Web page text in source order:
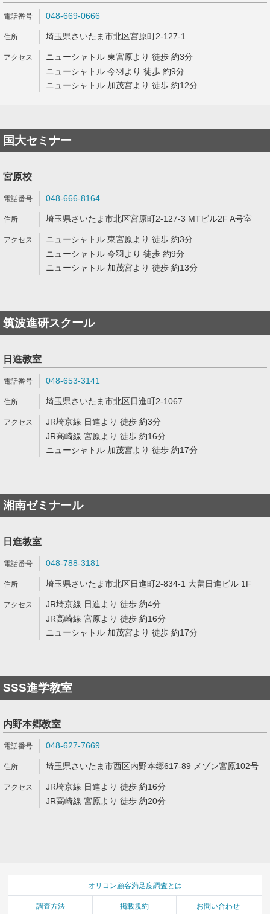
048-669-0666
埼玉県さいたま市北区宮原町2-127-1
ニューシャトル 東宮原より 徒歩 約3分
ニューシャトル 今羽より 徒歩 約9分
ニューシャトル 加茂宮より 徒歩 約12分
国大セミナー
宮原校
048-666-8164
埼玉県さいたま市北区宮原町2-127-3 MTビル2F A号室
ニューシャトル 東宮原より 徒歩 約3分
ニューシャトル 今羽より 徒歩 約9分
ニューシャトル 加茂宮より 徒歩 約13分
筑波進研スクール
日進教室
048-653-3141
埼玉県さいたま市北区日進町2-1067
JR埼京線 日進より 徒歩 約3分
JR高崎線 宮原より 徒歩 約16分
ニューシャトル 加茂宮より 徒歩 約17分
湘南ゼミナール
日進教室
048-788-3181
埼玉県さいたま市北区日進町2-834-1 大畠日進ビル 1F
JR埼京線 日進より 徒歩 約4分
JR高崎線 宮原より 徒歩 約16分
ニューシャトル 加茂宮より 徒歩 約17分
SSS進学教室
内野本郷教室
048-627-7669
埼玉県さいたま市西区内野本郷617-89 メゾン宮原102号
JR埼京線 日進より 徒歩 約16分
JR高崎線 宮原より 徒歩 約20分
オリコン顧客満足度調査とは
調査方法 掲載規約 お問い合わせ